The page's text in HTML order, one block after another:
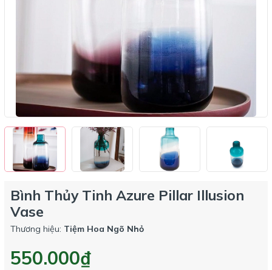
Bình Thủy Tinh Azure Pillar Illusion
Vase
Thương hiệu: Tiệm Hoa Ngõ Nhỏ
550.000₫